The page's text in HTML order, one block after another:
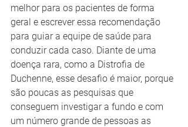
melhor para os pacientes de forma
geral e escrever essa recomendação
para guiar a equipe de saúde para
conduzir cada caso. Diante de uma
doença rara, como a Distrofia de
Duchenne, esse desafio é maior, porque
são poucas as pesquisas que
conseguem investigar a fundo e com
um número grande de pessoas as